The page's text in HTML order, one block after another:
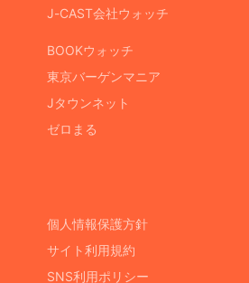
J-CAST会社ウォッチ
BOOKウォッチ
東京バーゲンマニア
Jタウンネット
ゼロまる
個人情報保護方針
サイト利用規約
SNS利用ポリシー